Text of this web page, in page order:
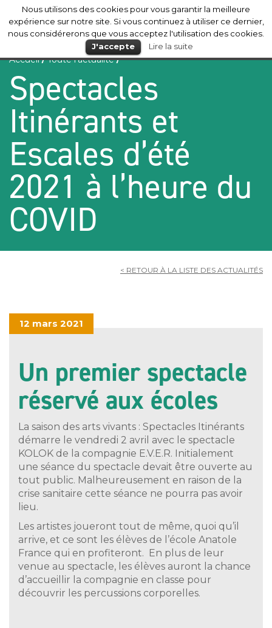
Mérignac
Accueil/Toute l’actualité/
Spectacles
Itinérants et
Escales d’été
2021 à l’heure du
COVID
< RETOUR À LA LISTE DES ACTUALITÉS
12 mars 2021
Un premier spectacle
réservé aux écoles
La saison des arts vivants : Spectacles Itinérants
démarre le vendredi 2 avril avec le spectacle
KOLOK de la compagnie E.V.E.R. Initialement
une séance du spectacle devait être ouverte au
tout public. Malheureusement en raison de la
crise sanitaire cette séance ne pourra pas avoir
lieu.
Les artistes joueront tout de même, quoi qu’il
arrive, et ce sont les élèves de l’école Anatole
France qui en profiteront. En plus de leur
venue au spectacle, les élèves auront la chance
d’accueillir la compagnie en classe pour
découvrir les percussions corporelles.
Nous utilisons des cookies pour vous garantir la meilleure
expérience sur notre site. Si vous continuez à utiliser ce dernier,
nous considérerons que vous acceptez l'utilisation des cookies.
J'accepte
Lire la suite